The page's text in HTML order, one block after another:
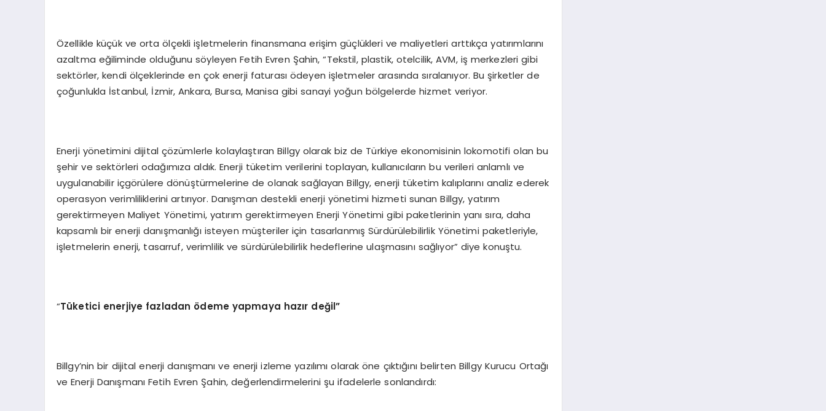
Özellikle küçük ve orta ölçekli işletmelerin finansmana erişim güçlükleri ve maliyetleri arttıkça yatırımlarını
azaltma eğiliminde olduğunu söyleyen Fetih Evren Şahin, “Tekstil, plastik, otelcilik, AVM, iş merkezleri gibi
sektörler, kendi ölçeklerinde en çok enerji faturası ödeyen işletmeler arasında sıralanıyor. Bu şirketler de
çoğunlukla İstanbul, İzmir, Ankara, Bursa, Manisa gibi sanayi yoğun bölgelerde hizmet veriyor.
Enerji yönetimini dijital çözümlerle kolaylaştıran Billgy olarak biz de Türkiye ekonomisinin lokomotifi olan bu
şehir ve sektörleri odağımıza aldık. Enerji tüketim verilerini toplayan, kullanıcıların bu verileri anlamlı ve
uygulanabilir içgörülere dönüştürmelerine de olanak sağlayan Billgy, enerji tüketim kalıplarını analiz ederek
operasyon verimliliklerini artırıyor. Danışman destekli enerji yönetimi hizmeti sunan Billgy, yatırım
gerektirmeyen Maliyet Yönetimi, yatırım gerektirmeyen Enerji Yönetimi gibi paketlerinin yanı sıra, daha
kapsamlı bir enerji danışmanlığı isteyen müşteriler için tasarlanmış Sürdürülebilirlik Yönetimi paketleriyle,
işletmelerin enerji, tasarruf, verimlilik ve sürdürülebilirlik hedeflerine ulaşmasını sağlıyor” diye konuştu.
“Tüketici enerjiye fazladan ödeme yapmaya hazır değil”
Billgy’nin bir dijital enerji danışmanı ve enerji izleme yazılımı olarak öne çıktığını belirten Billgy Kurucu Ortağı
ve Enerji Danışmanı Fetih Evren Şahin, değerlendirmelerini şu ifadelerle sonlandırdı: